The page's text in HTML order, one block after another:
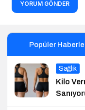
YORUM GÖNDER
Popüler
Sağlık
Kilo